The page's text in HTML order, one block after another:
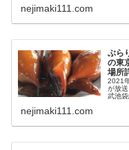
nejimaki111.com
ぶら
の東
場所
2021
が放
武池
nejimaki111.com